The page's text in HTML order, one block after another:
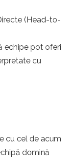
(Head-to-
echipe pot oferi
cu
cu cel de acum
domină